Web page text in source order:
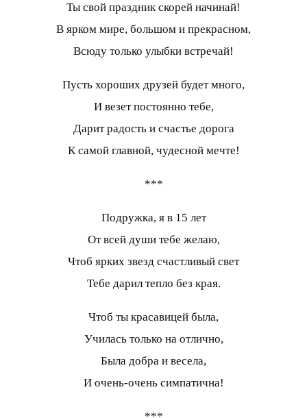
Ты свой праздник скорей начинай!
В ярком мире, большом и прекрасном,
Всюду только улыбки встречай!
Пусть хороших друзей будет много,
И везет постоянно тебе,
Дарит радость и счастье дорога
К самой главной, чудесной мечте!
***
Подружка, я в 15 лет
От всей души тебе желаю,
Чтоб ярких звезд счастливый свет
Тебе дарил тепло без края.
Чтоб ты красавицей была,
Училась только на отлично,
Была добра и весела,
И очень-очень симпатична!